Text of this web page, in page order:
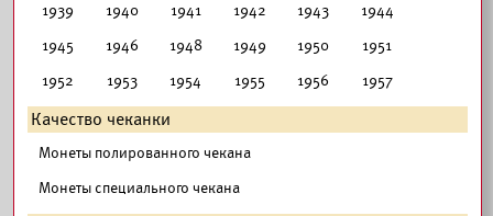
1939
1940 1941 1942 1943
1944
1945
1946 1948 1949 1950
1951
1952
1953 1954 1955 1956 1957
Качество чеканки
Монеты полированного чекана
Монеты специального чекана